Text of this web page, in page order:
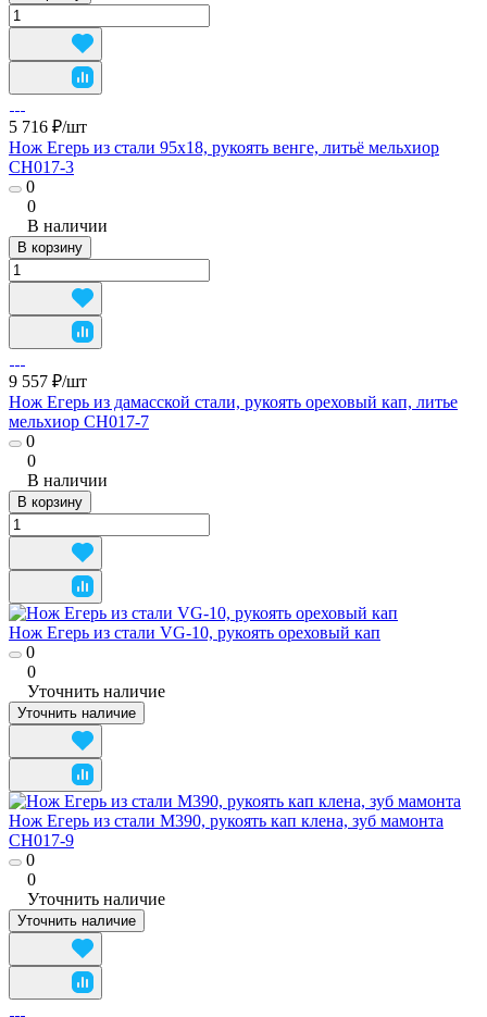
5 716 ₽/шт
Нож Егерь из стали 95х18, рукоять венге, литьё мельхиор
CH017-3
0
0
В наличии
В корзину
9 557 ₽/шт
Нож Егерь из дамасской стали, рукоять ореховый кап, литье
мельхиор CH017-7
0
0
В наличии
В корзину
Нож Егерь из стали VG-10, рукоять ореховый кап
0
0
Уточнить наличие
Уточнить наличие
Нож Егерь из стали M390, рукоять кап клена, зуб мамонта
CH017-9
0
0
Уточнить наличие
Уточнить наличие